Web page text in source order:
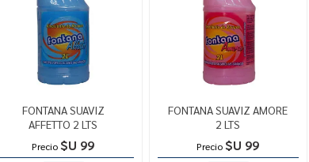
FONTANA SUAVIZ
AFFETTO 2 LTS
Precio $U 99
FONTANA SUAVIZ AMORE
2 LTS
Precio $U 99